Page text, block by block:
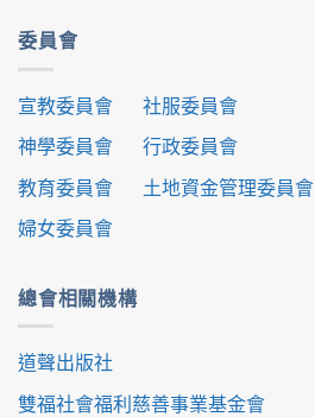
委員會
宣教委員會
神學委員會
教育委員會
婦女委員會
社服委員會
行政委員會
土地資金管理委員會
總會相關機構
道聲出版社
雙福社會福利慈善事業基金會